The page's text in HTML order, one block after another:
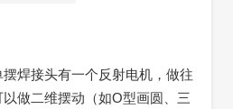
焊接头有一个反射电机，做往
做二维摆动（如O型画圆、三